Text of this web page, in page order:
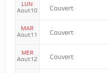
LUN
Aout10
Couvert
MAR
Aout11
Couvert
MER
Aout12
Couvert